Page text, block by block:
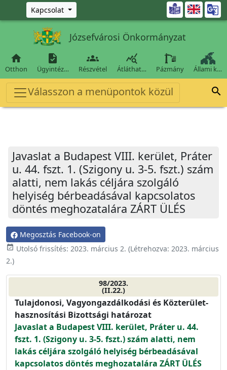
Ugrás a fő tartalomra
Kapcsolat 
Józsefvárosi Önkormányzat

Otthon

Ügyintéz…

Részvétel

Átláthat… Pázmány Állami k…
Válasszon a menüpontok közül 
Javaslat a Budapest VIII. kerület, Práter
u. 44. fszt. 1. (Szigony u. 3-5. fszt.) szám
alatti, nem lakás céljára szolgáló
helyiség bérbeadásával kapcsolatos
döntés meghozatalára ZÁRT ÜLÉS
Megosztás Facebook-on
event_available Utolsó frissítés: 2023. március 2. (Létrehozva: 2023. március
2.)
98/2023.
(II.22.)
Tulajdonosi, Vagyongazdálkodási és Közterület-
hasznosítási Bizottsági határozat
Javaslat a Budapest VIII. kerület, Práter u. 44.
fszt. 1. (Szigony u. 3-5. fszt.) szám alatti, nem
lakás céljára szolgáló helyiség bérbeadásával
kapcsolatos döntés meghozatalára ZÁRT ÜLÉS